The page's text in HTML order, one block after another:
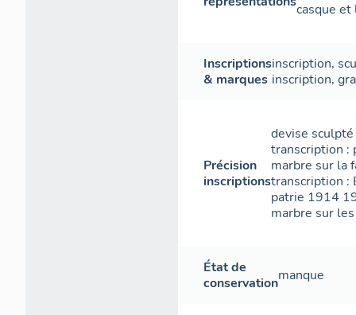
casque et
Inscriptions
& marques
inscription,
inscription,
Précision
inscriptions
devise
transcription :
marbre sur la
transcription :
patrie 1914
marbre sur
État de
conservationmanque